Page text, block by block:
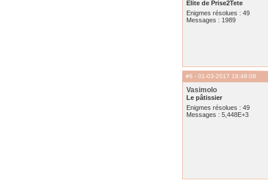
Elite de Prise2Tete
Enigmes résolues : 49
Messages : 1989
#6 - 01-03-2017 18:48:08
Vasimolo
Le pâtissier
Enigmes résolues : 49
Messages : 5,448E+3